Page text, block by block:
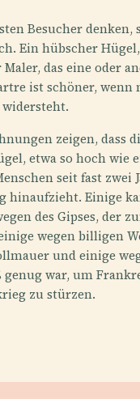
Besucher denken,
Ein hübscher
Maler, das eine oder
ist schöner, wenn
zeigen, dass
etwa so hoch wie
seit fast zwei
hinaufzieht. Einige
des Gipses, der
wegen billigen
und einige
genug war, um
zu stürzen.